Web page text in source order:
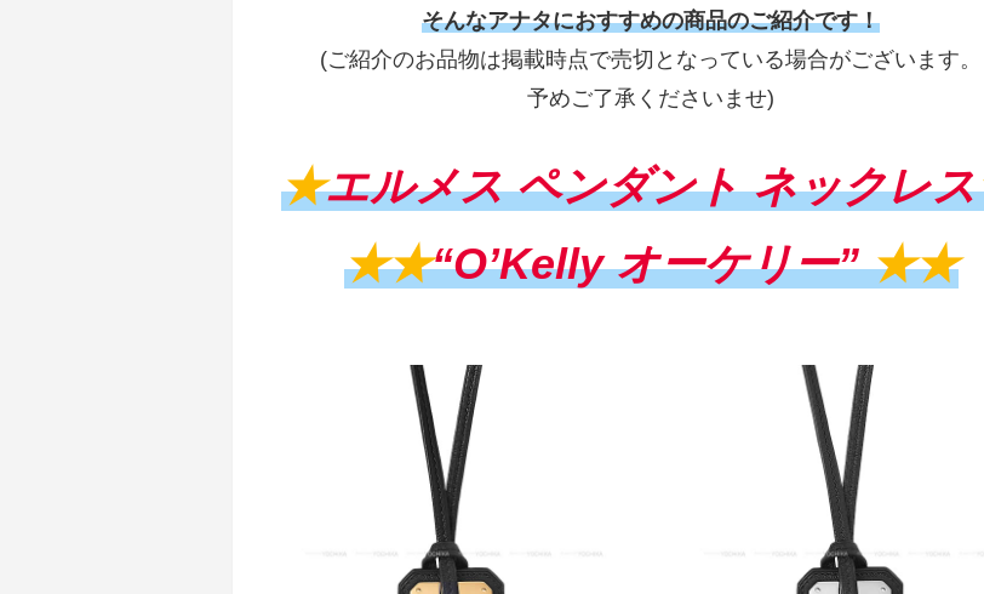
そんなアナタにおすすめの商品のご紹介です！
(ご紹介のお品物は掲載時点で売切となっている場合がございます。
予めご了承くださいませ)
★エルメス ペンダント ネックレス
★★“O’Kelly オーケリー”★★